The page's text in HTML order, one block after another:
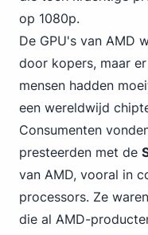
op 1080p.
De GPU's van AMD
door kopers, maar
mensen hadden
een wereldwijd
Consumenten
presteerden met de
van AMD, vooral in
processors. Ze
die al AMD-